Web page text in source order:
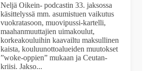
Neljä Oikein- podcastin 33. jaksossa
käsittelyssä mm. asumistuen vaikutus
vuokratasoon, muovipussi-kartelli,
maahanmuuttajien uimakoulut,
korkeakouluihin kaavailtu maksullinen
kaista, kouluunottoalueiden muutokset
”woke-oppien” mukaan ja Ceutan-
kriisi. Jakso...